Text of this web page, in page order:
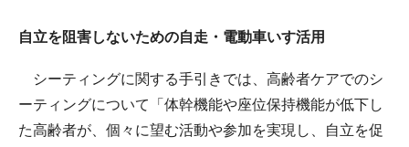
自立を阻害しないための自走・電動車いす活用
シーティングに関する手引きでは、高齢者ケアでのシ
ーティングについて「体幹機能や座位保持機能が低下し
た高齢者が、個々に望む活動や参加を実現し、自立を促